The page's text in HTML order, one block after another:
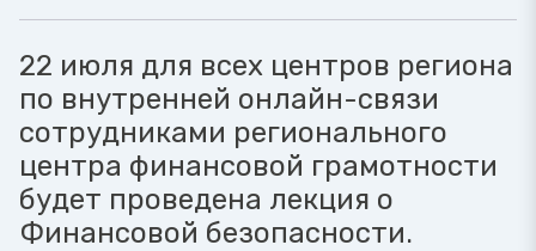
22 июля для всех центров региона
по внутренней онлайн-связи
сотрудниками регионального
центра финансовой грамотности
будет проведена лекция о
Финансовой безопасности.